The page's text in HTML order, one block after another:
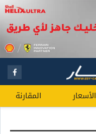
الأسعار المقارنة